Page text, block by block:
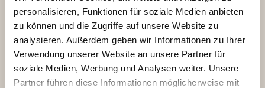
personalisieren, Funktionen für soziale Medien anbieten
zu können und die Zugriffe auf unsere Website zu
analysieren. Außerdem geben wir Informationen zu Ihrer
Verwendung unserer Website an unsere Partner für
soziale Medien, Werbung und Analysen weiter. Unsere
Partner führen diese Informationen möglicherweise mit
Foto: Theresa Meier
1,29 MB
Download